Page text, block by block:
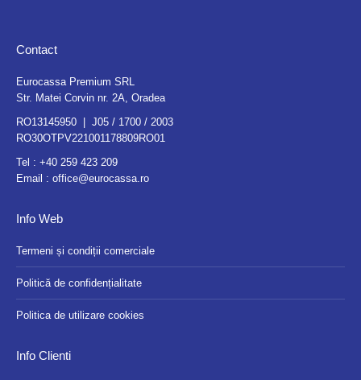
Contact
Eurocassa Premium SRL
Str. Matei Corvin nr. 2A, Oradea
RO13145950 | J05 / 1700 / 2003
RO30OTPV221001178809RO01
Tel : +40 259 423 209
Email : office@eurocassa.ro
Info Web
Termeni și condiții comerciale
Politică de confidențialitate
Politica de utilizare cookies
Info Clienti